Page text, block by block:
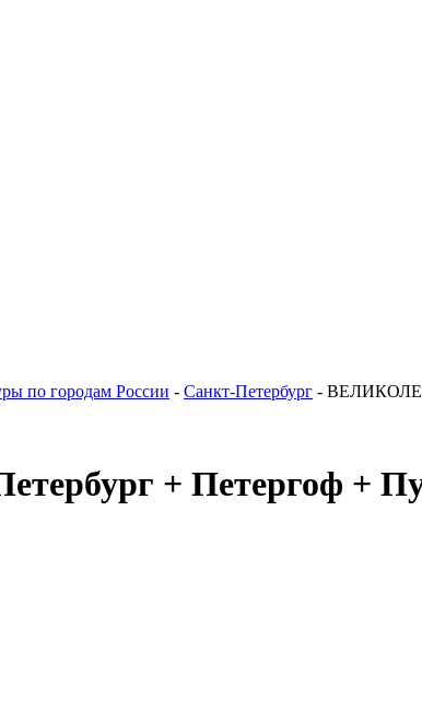
по городам России - Санкт-Петербург -
+ Петергоф +